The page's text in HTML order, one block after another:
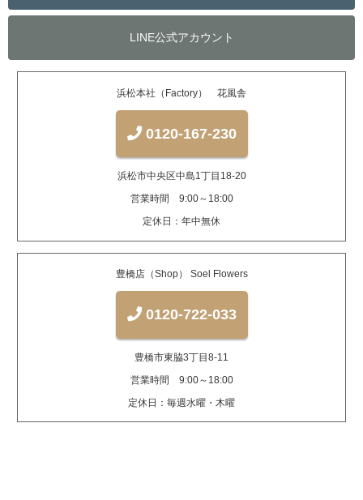
LINE公式アカウント
浜松本社（Factory） 花風舎
0120-167-230
浜松市中央区中島1丁目18-20
営業時間 9:00～18:00
定休日：年中無休
豊橋店（Shop） Soel Flowers
0120-722-033
豊橋市東脇3丁目8-11
営業時間 9:00～18:00
定休日：毎週水曜・木曜